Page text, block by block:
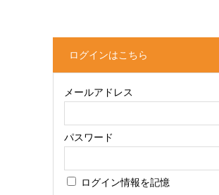
ログインはこちら
メールアドレス
パスワード
ログイン情報を記憶